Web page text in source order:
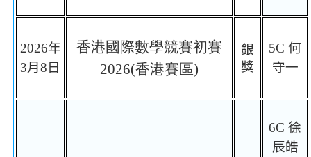
2026年
3月 8日
香港國際數學競賽初賽
2026(香港賽區)
銀
獎
5C 何
守一
6C 徐
辰皓